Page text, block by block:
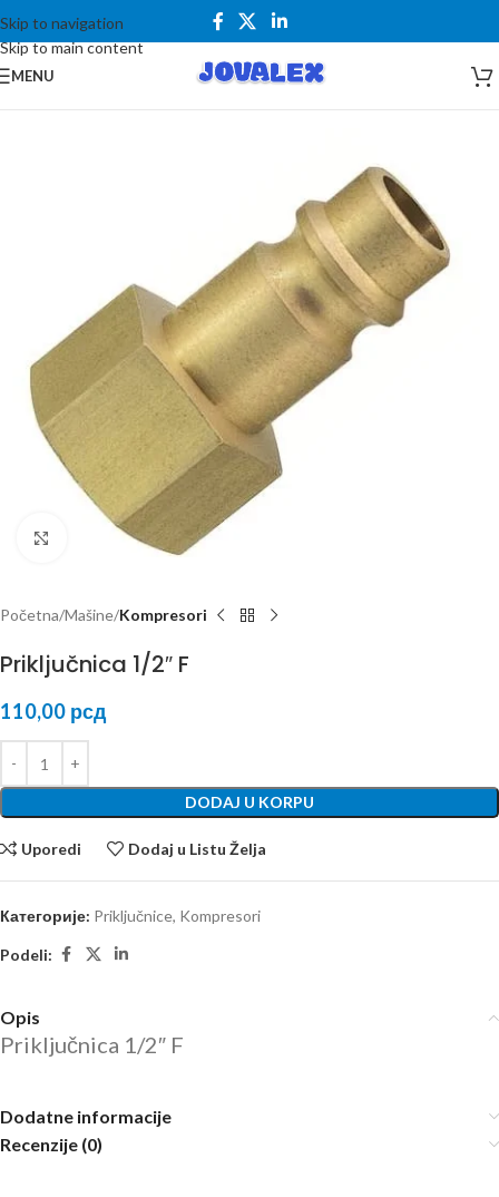
Skip to navigation
Skip to main content
MENU
Kliknite za uvećanje
Početna Mašine Kompresori
Priključnica 1/2″ F
110,00 рсд
DODAJ U KORPU
Uporedi Dodaj u Listu Želja
Категорије: Priključnice, Kompresori
Podeli:
Opis
Priključnica 1/2″ F
Dodatne informacije
Recenzije (0)